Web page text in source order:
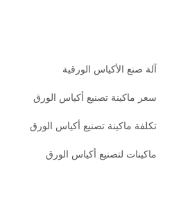
آلة صنع الأكياس الورقية
سعر ماكينة تصنيع أكياس الورق
تكلفة ماكينة تصنيع أكياس الورق
ماكينات لتصنيع أكياس الورق